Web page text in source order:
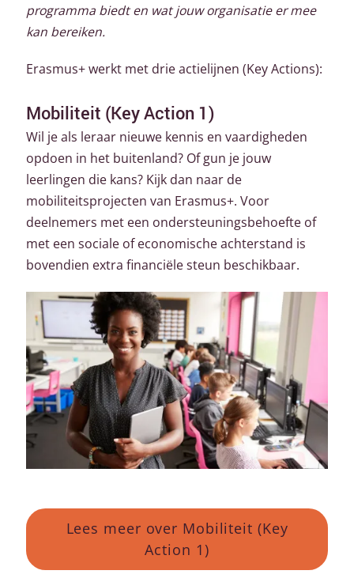
programma biedt en wat jouw organisatie er mee
kan bereiken.
Erasmus+ werkt met drie actielijnen (Key Actions):
Mobiliteit (Key Action 1)
Wil je als leraar nieuwe kennis en vaardigheden
opdoen in het buitenland? Of gun je jouw
leerlingen die kans? Kijk dan naar de
mobiliteitsprojecten van Erasmus+. Voor
deelnemers met een ondersteuningsbehoefte of
met een sociale of economische achterstand is
bovendien extra financiële steun beschikbaar.
Lees meer over Mobiliteit (Key
Action 1)